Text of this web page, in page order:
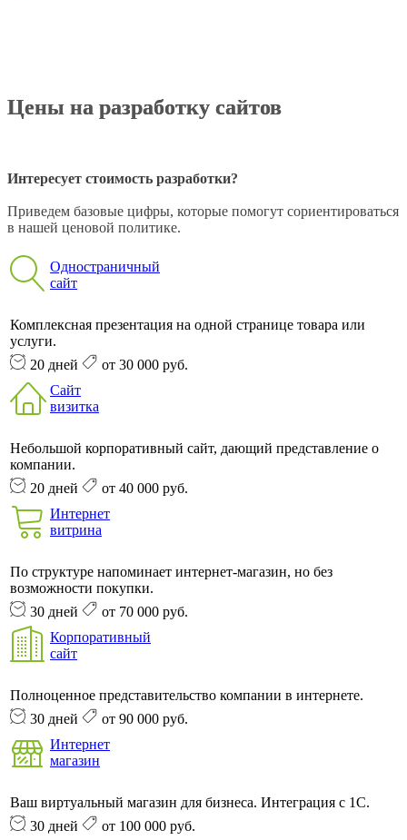
Цены на разработку сайтов
Интересует стоимость разработки?
Приведем базовые цифры, которые помогут сориентироваться
в нашей ценовой политике.
Одностраничный
сайт
Комплексная презентация на одной странице товара или
услуги.
20 дней
от 30 000 руб.
Сайт
визитка
Небольшой корпоративный сайт, дающий представление о
компании.
20 дней
от 40 000 руб.
Интернет
витрина
По структуре напоминает интернет-магазин, но без
возможности покупки.
30 дней
от 70 000 руб.
Корпоративный
сайт
Полноценное представительство компании в интернете.
30 дней
от 90 000 руб.
Интернет
магазин
Ваш виртуальный магазин для бизнеса. Интеграция с 1С.
30 дней
от 100 000 руб.